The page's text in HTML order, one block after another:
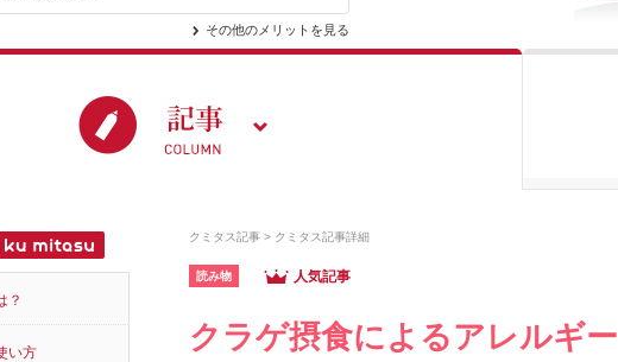
その他のメリットを見る
クミタス記事 クミタス記事詳細
読み物 人気記事
クラゲ摂食によるアレルギー
？
い方